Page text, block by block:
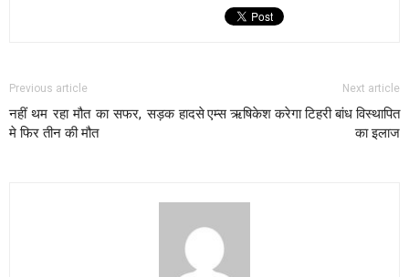
Previous article
नहीं थम रहा मौत का सफर, सड़क हादसे
मे फिर तीन की मौत
Next article
एम्स ऋषिकेश करेगा टिहरी बांध विस्थापित
का इलाज